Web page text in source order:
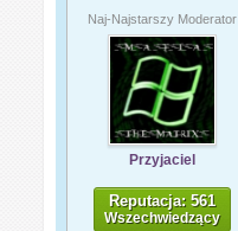
Naj-Najstarszy Moderator
Przyjaciel
Reputacja: 561
Wszechwiedzący